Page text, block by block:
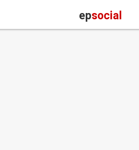
epsocial